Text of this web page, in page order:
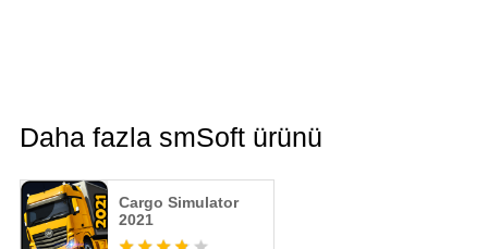
Daha fazla smSoft ürünü
Cargo Simulator
2021